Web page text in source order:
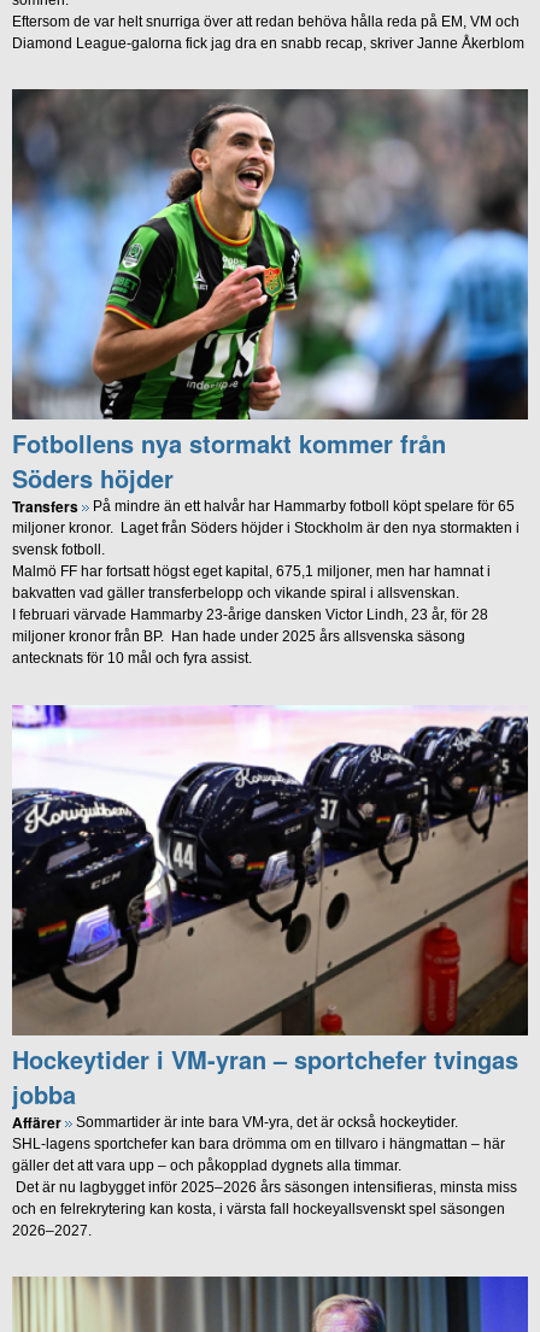
Eftersom de var helt snurriga över att redan behöva hålla reda på EM, VM och
Diamond League-galorna fick jag dra en snabb recap, skriver Janne Åkerblom
Fotbollens nya stormakt kommer från
Söders höjder
Transfers
På mindre än ett halvår har Hammarby fotboll köpt spelare för 65
miljoner kronor. Laget från Söders höjder i Stockholm är den nya stormakten i
svensk fotboll.
Malmö FF har fortsatt högst eget kapital, 675,1 miljoner, men har hamnat i
bakvatten vad gäller transferbelopp och vikande spiral i allsvenskan.
I februari värvade Hammarby 23-årige dansken Victor Lindh, 23 år, för 28
miljoner kronor från BP. Han hade under 2025 års allsvenska säsong
antecknats för 10 mål och fyra assist.
Hockeytider i VM-yran – sportchefer tvingas
jobba
Affärer
Sommartider är inte bara VM-yra, det är också hockeytider.
SHL-lagens sportchefer kan bara drömma om en tillvaro i hängmattan – här
gäller det att vara upp – och påkopplad dygnets alla timmar.
Det är nu lagbygget inför 2025–2026 års säsongen intensifieras, minsta miss
och en felrekrytering kan kosta, i värsta fall hockeyallsvenskt spel säsongen
2026–2027.